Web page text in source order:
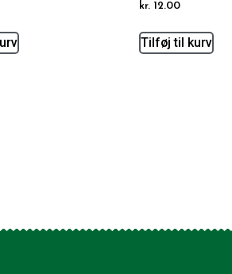
kr. 12.00
Tilføj til kurv